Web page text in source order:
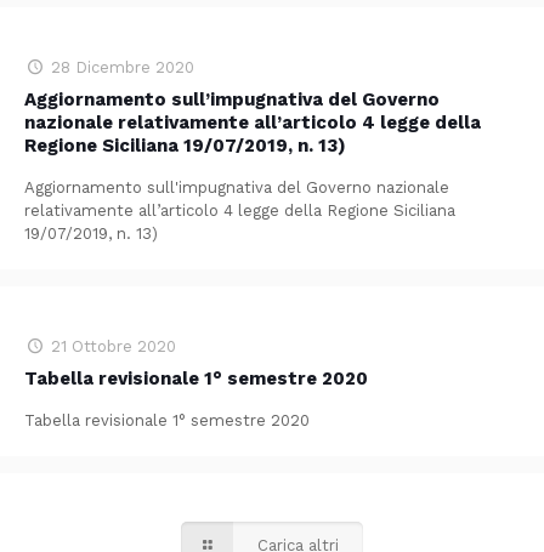
28 Dicembre 2020
Aggiornamento sull’impugnativa del Governo
nazionale relativamente all’articolo 4 legge della
Regione Siciliana 19/07/2019, n. 13)
Aggiornamento sull'impugnativa del Governo nazionale
relativamente all’articolo 4 legge della Regione Siciliana
19/07/2019, n. 13)
21 Ottobre 2020
Tabella revisionale 1° semestre 2020
Tabella revisionale 1° semestre 2020
Carica altri